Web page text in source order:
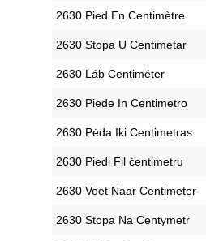
‎2630 Pied En Centimètre
‎2630 Stopa U Centimetar
‎2630 Láb Centiméter
‎2630 Piede In Centimetro
‎2630 Pėda Iki Centimetras
‎2630 Piedi Fil ċentimetru
‎2630 Voet Naar Centimeter
‎2630 Stopa Na Centymetr